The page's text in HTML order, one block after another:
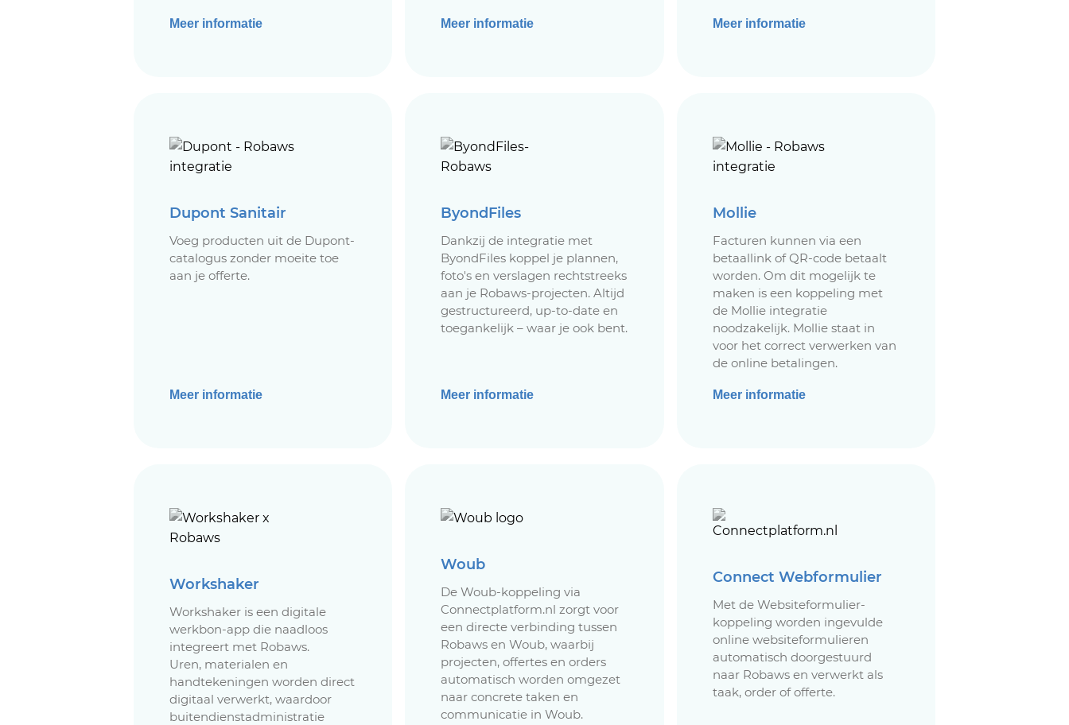
Meer informatie Meer informatie Meer informatie
Dupont Sanitair
Voeg producten uit de Dupont-
catalogus zonder moeite toe
aan je offerte.
Meer informatie
ByondFiles
Dankzij de integratie met
ByondFiles koppel je plannen,
foto's en verslagen rechtstreeks
aan je Robaws-projecten. Altijd
gestructureerd, up-to-date en
toegankelijk – waar je ook bent.
Meer informatie
Mollie
Facturen kunnen via een
betaallink of QR-code betaalt
worden. Om dit mogelijk te
maken is een koppeling met
de Mollie integratie
noodzakelijk. Mollie staat in
voor het correct verwerken van
de online betalingen.
Meer informatie
Workshaker
Workshaker is een digitale
werkbon-app die naadloos
integreert met Robaws.
Uren, materialen en
handtekeningen worden direct
digitaal verwerkt, waardoor
buitendienstadministratie
Woub
De Woub-koppeling via
Connectplatform.nl zorgt voor
een directe verbinding tussen
Robaws en Woub, waarbij
projecten, offertes en orders
automatisch worden omgezet
naar concrete taken en
communicatie in Woub.
Connect Webformulier
Met de Websiteformulier-
koppeling worden ingevulde
online websiteformulieren
automatisch doorgestuurd
naar Robaws en verwerkt als
taak, order of offerte.